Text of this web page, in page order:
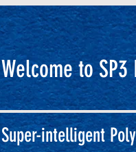
Welcome to SP3
Super-intelligent